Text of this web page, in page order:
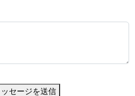
セージを送信